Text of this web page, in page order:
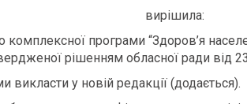
вирішила:
комплексної програми “Здоров’я
рішенням обласної ради від
викласти у новій редакції (додається).